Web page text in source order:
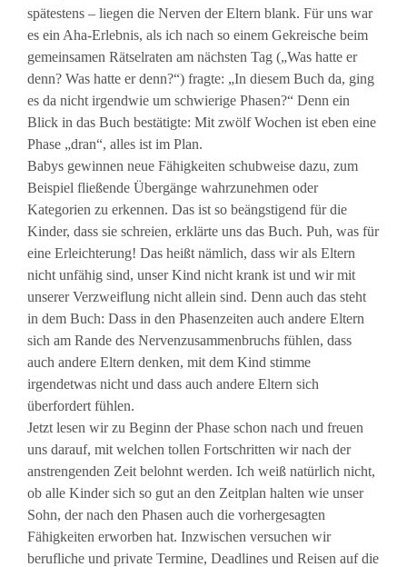
spätestens – liegen die Nerven der Eltern blank. Für uns war
es ein Aha-Erlebnis, als ich nach so einem Gekreische beim
gemeinsamen Rätselraten am nächsten Tag („Was hatte er
denn? Was hatte er denn?“) fragte: „In diesem Buch da, ging
es da nicht irgendwie um schwierige Phasen?“ Denn ein
Blick in das Buch bestätigte: Mit zwölf Wochen ist eben eine
Phase „dran“, alles ist im Plan.
Babys gewinnen neue Fähigkeiten schubweise dazu, zum
Beispiel fließende Übergänge wahrzunehmen oder
Kategorien zu erkennen. Das ist so beängstigend für die
Kinder, dass sie schreien, erklärte uns das Buch. Puh, was für
eine Erleichterung! Das heißt nämlich, dass wir als Eltern
nicht unfähig sind, unser Kind nicht krank ist und wir mit
unserer Verzweiflung nicht allein sind. Denn auch das steht
in dem Buch: Dass in den Phasenzeiten auch andere Eltern
sich am Rande des Nervenzusammenbruchs fühlen, dass
auch andere Eltern denken, mit dem Kind stimme
irgendetwas nicht und dass auch andere Eltern sich
überfordert fühlen.
Jetzt lesen wir zu Beginn der Phase schon nach und freuen
uns darauf, mit welchen tollen Fortschritten wir nach der
anstrengenden Zeit belohnt werden. Ich weiß natürlich nicht,
ob alle Kinder sich so gut an den Zeitplan halten wie unser
Sohn, der nach den Phasen auch die vorhergesagten
Fähigkeiten erworben hat. Inzwischen versuchen wir
berufliche und private Termine, Deadlines und Reisen auf die